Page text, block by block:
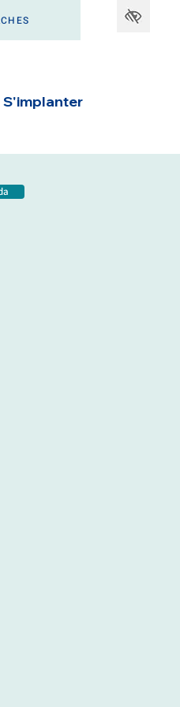
S'implanter